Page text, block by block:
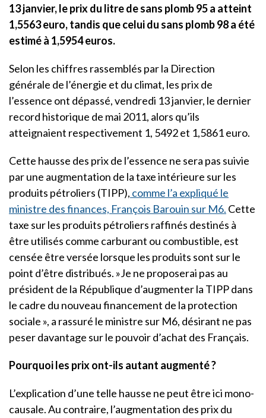
13 janvier, le prix du litre de sans plomb 95 a atteint
1,5563 euro, tandis que celui du sans plomb 98 a été
estimé à 1,5954 euros.
Selon les chiffres rassemblés par la Direction
générale de l’énergie et du climat, les prix de
l’essence ont dépassé, vendredi 13 janvier, le dernier
record historique de mai 2011, alors qu’ils
atteignaient respectivement 1, 5492 et 1,5861 euro.
Cette hausse des prix de l’essence ne sera pas suivie
par une augmentation de la taxe intérieure sur les
produits pétroliers (TIPP), comme l’a expliqué le
ministre des finances, François Barouin sur M6. Cette
taxe sur les produits pétroliers raffinés destinés à
être utilisés comme carburant ou combustible, est
censée être versée lorsque les produits sont sur le
point d’être distribués. »Je ne proposerai pas au
président de la République d’augmenter la TIPP dans
le cadre du nouveau financement de la protection
sociale », a rassuré le ministre sur M6, désirant ne pas
peser davantage sur le pouvoir d’achat des Français.
Pourquoi les prix ont-ils autant augmenté ?
L’explication d’une telle hausse ne peut être ici mono-
causale. Au contraire, l’augmentation des prix du